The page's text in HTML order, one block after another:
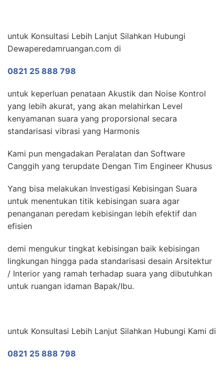
untuk Konsultasi Lebih Lanjut Silahkan Hubungi
Dewaperedamruangan.com di
0821 25 888 798
untuk keperluan penataan Akustik dan Noise Kontrol
yang lebih akurat, yang akan melahirkan Level
kenyamanan suara yang proporsional secara
standarisasi vibrasi yang Harmonis
Kami pun mengadakan Peralatan dan Software
Canggih yang terupdate Dengan Tim Engineer Khusus
Yang bisa melakukan Investigasi Kebisingan Suara
untuk menentukan titik kebisingan suara agar
penanganan peredam kebisingan lebih efektif dan
efisien
demi mengukur tingkat kebisingan baik kebisingan
lingkungan hingga pada standarisasi desain Arsitektur
/ Interior yang ramah terhadap suara yang dibutuhkan
untuk ruangan idaman Bapak/Ibu.
untuk Konsultasi Lebih Lanjut Silahkan Hubungi Kami di
0821 25 888 798